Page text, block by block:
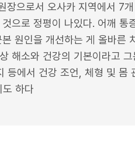
으로서 오사카 지역에서 7
으로 정평이 나있다. 어깨
원인을 개선하는 게 올바른
해소와 건강의 기본이라고
에서 건강 조언, 체형 및 몸
하다